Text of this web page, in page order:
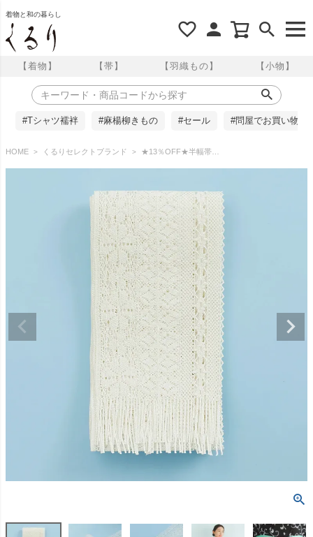
着物と和の暮らし
【着物】 【帯】 【羽織もの】 【小物】
#Tシャツ襦袢 #麻楊柳きもの #セール #問屋でお買い物
HOME くるりセレクトブランド ★13％OFF★半幅帯 浴衣帯 レース 長尺 ホワイト 【着乃嘉】 くるり